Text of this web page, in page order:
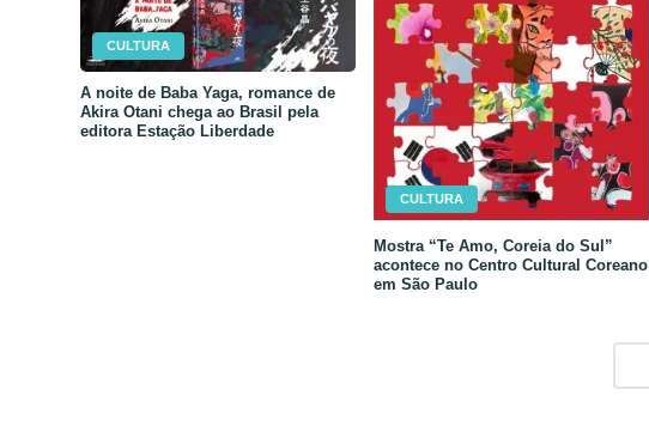
CULTURA
A noite de Baba Yaga, romance de
Akira Otani chega ao Brasil pela
editora Estação Liberdade
CULTURA
Mostra “Te Amo, Coreia do Sul”
acontece no Centro Cultural Coreano
em São Paulo